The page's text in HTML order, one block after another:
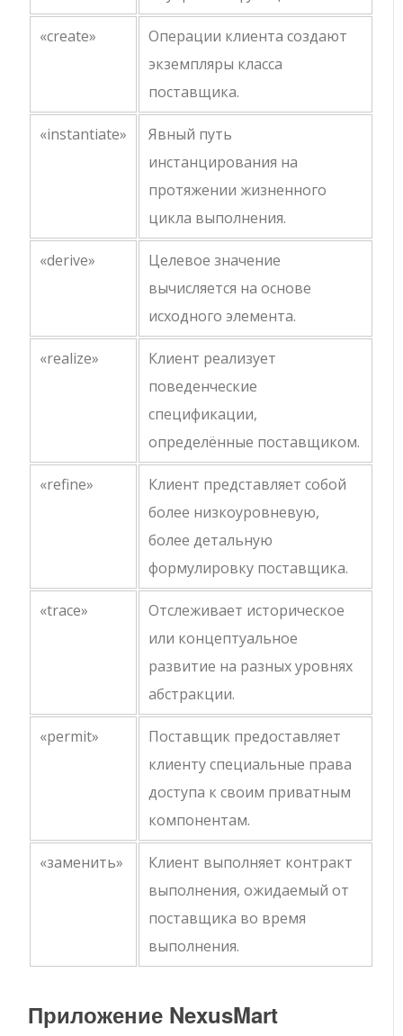
«create»
Операции клиента создают
экземпляры класса
поставщика.
«instantiate»
Явный путь
инстанцирования на
протяжении жизненного
цикла выполнения.
«derive»
Целевое значение
вычисляется на основе
исходного элемента.
«realize»
Клиент реализует
поведенческие
спецификации,
определённые поставщиком.
«refine»
Клиент представляет собой
более низкоуровневую,
более детальную
формулировку поставщика.
«trace»
Отслеживает историческое
или концептуальное
развитие на разных уровнях
абстракции.
«permit»
Поставщик предоставляет
клиенту специальные права
доступа к своим приватным
компонентам.
«заменить»
Клиент выполняет контракт
выполнения, ожидаемый от
поставщика во время
выполнения.
Приложение NexusMart